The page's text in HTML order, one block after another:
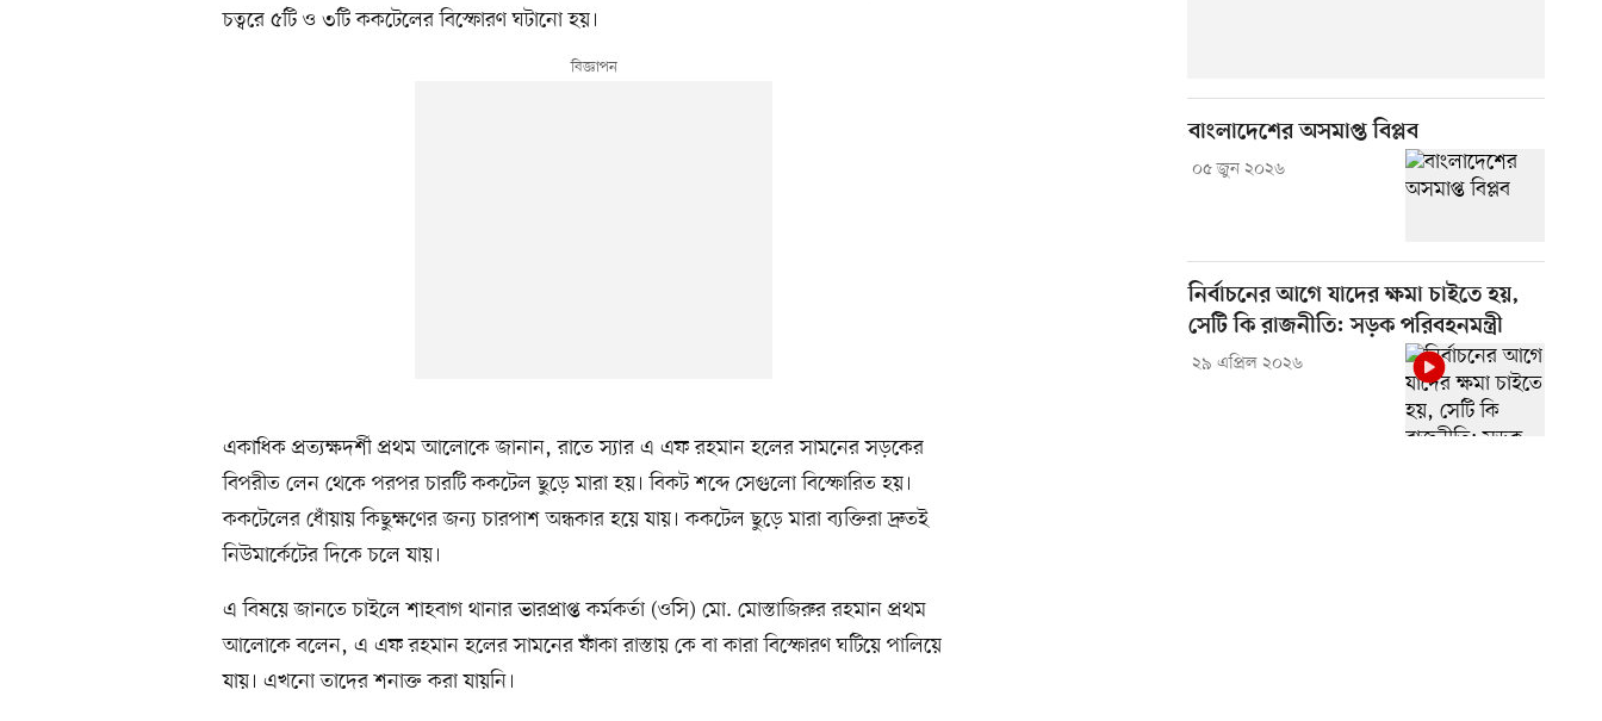
চত্বরে ৫টি ও ৩টি ককটেলের বিস্ফোরণ ঘটানো হয়।
একাধিক প্রত্যক্ষদর্শী প্রথম আলোকে জানান, রাতে স্যার এ এফ রহমান হলের সামনের সড়কের
বিপরীত লেন থেকে পরপর চারটি ককটেল ছুড়ে মারা হয়। বিকট শব্দে সেগুলো বিস্ফোরিত হয়।
ককটেলের ধোঁয়ায় কিছুক্ষণের জন্য চারপাশ অন্ধকার হয়ে যায়। ককটেল ছুড়ে মারা ব্যক্তিরা দ্রুতই
নিউমার্কেটের দিকে চলে যায়।
এ বিষয়ে জানতে চাইলে শাহবাগ থানার ভারপ্রাপ্ত কর্মকর্তা (ওসি) মো. মোস্তাজিরুর রহমান প্রথম
আলোকে বলেন, এ এফ রহমান হলের সামনের ফাঁকা রাস্তায় কে বা কারা বিস্ফোরণ ঘটিয়ে পালিয়ে
যায়। এখনো তাদের শনাক্ত করা যায়নি।
বাংলাদেশের অসমাপ্ত বিপ্লব
০৫ জুন ২০২৬
নির্বাচনের আগে যাদের ক্ষমা চাইতে হয়,
সেটি কি রাজনীতি: সড়ক পরিবহনমন্ত্রী
২৯ এপ্রিল ২০২৬